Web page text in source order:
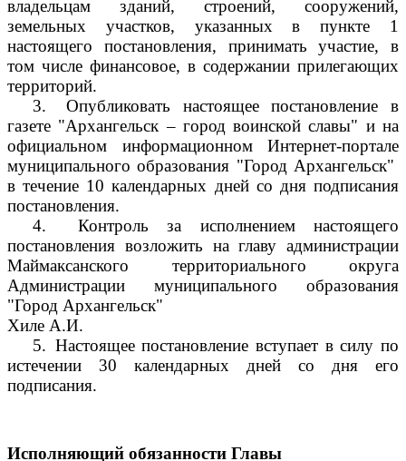
владельцам зданий, строений, сооружений,
земельных участков, указанных в пункте 1
настоящего постановления, принимать участие, в
том числе финансовое, в содержании прилегающих
территорий.
3.
Опубликовать настоящее постановление в
газете "Архангельск – город воинской славы" и на
официальном информационном Интернет-портале
муниципального образования "Город Архангельск"
в течение 10 календарных дней со дня подписания
постановления.
4.
Контроль за исполнением настоящего
постановления возложить на главу администрации
Маймаксанского территориального округа
Администрации муниципального образования
"Город Архангельск"
Хиле А.И.
5. Настоящее постановление вступает в силу по
истечении 30 календарных дней со дня его
подписания.
Исполняющий обязанности Главы